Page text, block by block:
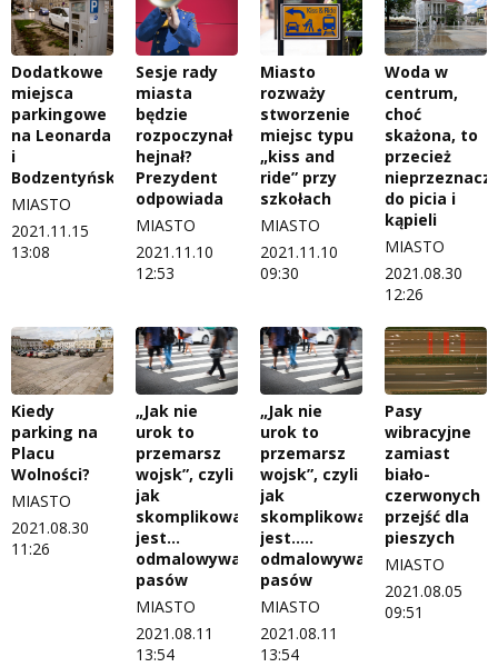
Dodatkowe
miejsca
parkingowe
na Leonarda
i
Bodzentyńskiej?
MIASTO
2021.11.15
13:08
Sesje rady
miasta
będzie
rozpoczynał
hejnał?
Prezydent
odpowiada
MIASTO
2021.11.10
12:53
Miasto
rozważy
stworzenie
miejsc typu
„kiss and
ride” przy
szkołach
MIASTO
2021.11.10
09:30
Woda w
centrum,
choć
skażona, to
przecież
do picia i
kąpieli
MIASTO
2021.08.30
12:26
Kiedy
parking na
Placu
Wolności?
MIASTO
2021.08.30
11:26
„Jak nie
urok to
przemarsz
wojsk”, czyli
jak
skomplikowane
jest...
odmalowywanie
pasów
MIASTO
2021.08.11
13:54
„Jak nie
urok to
przemarsz
wojsk”, czyli
jak
skomplikowane
jest.....
odmalowywanie
pasów
MIASTO
2021.08.11
13:54
Pasy
wibracyjne
zamiast
biało-
czerwonych
przejść dla
pieszych
MIASTO
2021.08.05
09:51